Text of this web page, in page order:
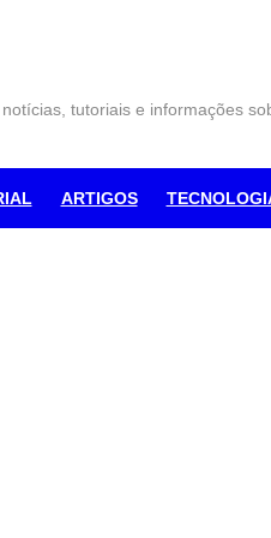
tutoriais e informações
ARTIGOS